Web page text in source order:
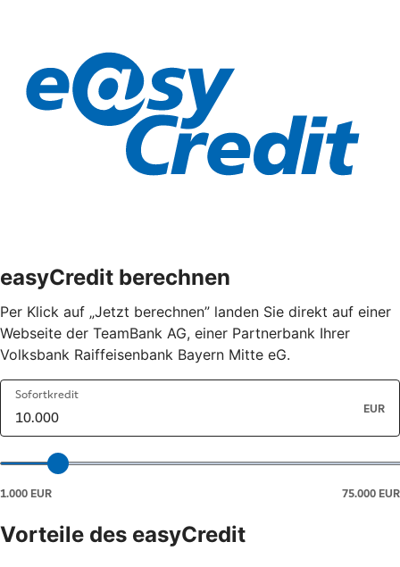
easyCredit berechnen
Per Klick auf „Jetzt berechnen” landen Sie direkt auf einer
Webseite der TeamBank AG, einer Partnerbank Ihrer
Volksbank Raiffeisenbank Bayern Mitte eG.
Vorteile des easyCredit